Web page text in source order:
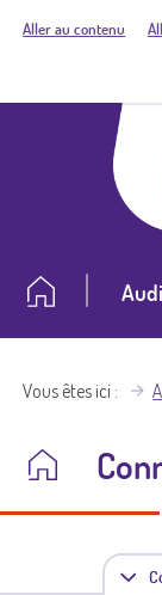
Aller au contenu
Vous êtes ici